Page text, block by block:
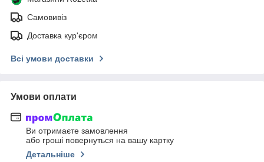
Самовивіз
Доставка кур'єром
Всі умови доставки
Умови оплати
Ви отримаєте замовлення
або гроші повернуться на вашу картку
Детальніше